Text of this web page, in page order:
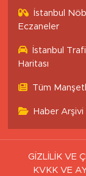
İstanbul
Eczaneler
İstanbul
Haritası
Tüm
Haber Arşivi
GİZLİLİK VE
KVKK VE